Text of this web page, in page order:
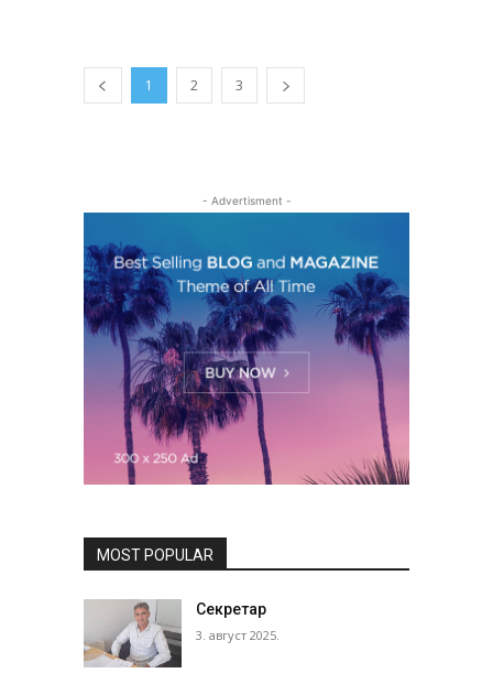
1 2 3
- Advertisment -
MOST POPULAR
Секретар
3. август 2025.